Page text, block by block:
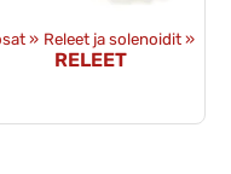
‪» Releet ja solenoidit ‪»
RELEET